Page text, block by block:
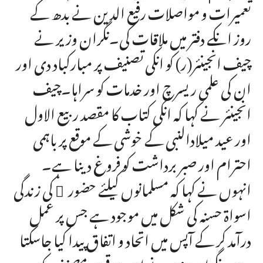
تعمیرات و مواصلات رفیع الدین نے بدھ کے
روز انکے دفتر میں ملاقات کی۔نگران وزیر نے
چیف انجینئر(ر) کو انکی تصنیف پر مبارکباد دی اور
ان کی علمی ریسرچ اور خدمات کو سراہا۔چیف
انجینئر نے کہا کہ انکی کتاب کا مقصد ربیع الاول
اور عید میلادالنبی کے خوشی کے موقع پر باہمی
احترام اور صبر برداشت کو فروغ دینا ہے۔
انہوں نے کہا کہ مسلمانوں کیلئے حضور ْ کی زندگی
اسواۃ حسنہ کی شکل میں موجود ہے جس پر عمل
درآمد کر کے آپس میں اتحاد و اتفاق پیدا کیا جاسکتا